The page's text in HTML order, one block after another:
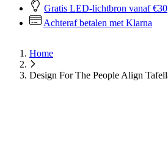
Gratis LED-lichtbron vanaf €30
Achteraf betalen met Klarna
Home
Design For The People Align